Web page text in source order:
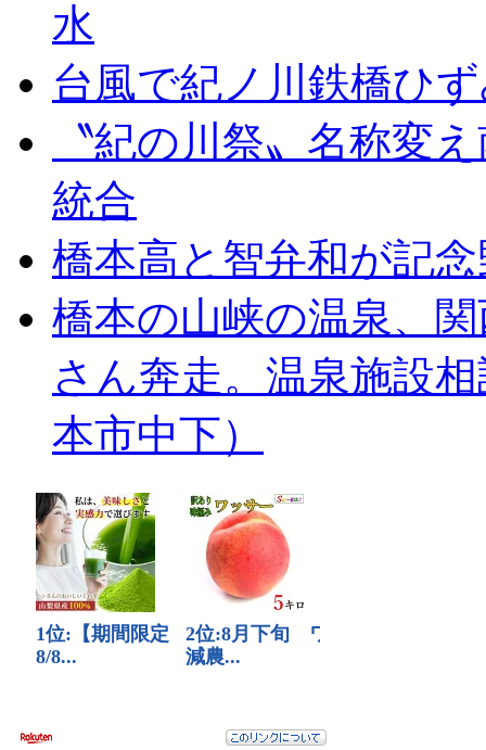
水
台風で紀ノ川鉄橋ひ
〝紀の川祭〟名称変
統合
橋本高と智弁和が記
橋本の山峡の温泉、
さん奔走。温泉施設
本市中下）